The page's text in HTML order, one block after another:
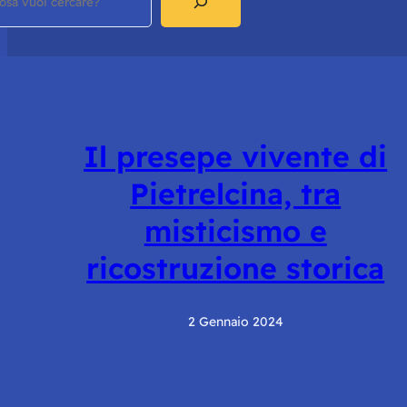
Il presepe vivente di
Pietrelcina, tra
misticismo e
ricostruzione storica
2 Gennaio 2024